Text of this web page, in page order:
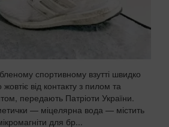
спортивному взутті швидко
жовтіє від контакту з пилом та
передають Патріоти України.
— міцелярна вода — містить
для бр...